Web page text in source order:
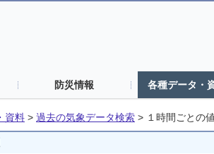
防災情報 各種データ・
資料 > 過去の気象データ検索 > １時間ごとの